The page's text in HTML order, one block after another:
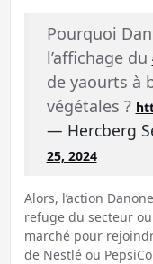
Pourquoi
l’affichage du
de yaourts à
végétales ?
— Hercberg
25, 2024
Alors, l’action
refuge du secteur
marché pour
de Nestlé ou PepsiCo